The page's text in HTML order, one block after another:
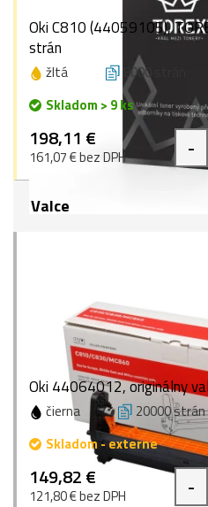
Oki C810 (44059105),
strán
žltá 8000 strán
Skladom > 9 ks
198,11 €
161,07 € bez DPH -
Valce
Oki 44064012, originálny
čierna 20000 strán
Skladom - externe
149,82 €
121,80 € bez DPH -